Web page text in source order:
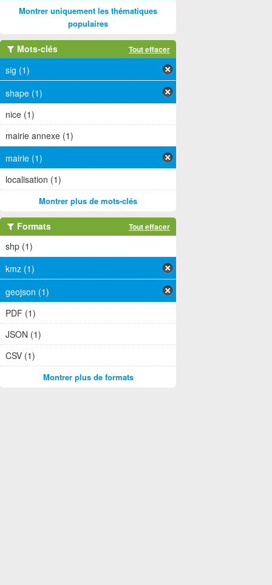
Montrer uniquement les thématiques
populaires
Mots-clés Tout effacer
sig (1)
shape (1)
nice (1)
mairie annexe (1)
mairie (1)
localisation (1)
Montrer plus de mots-clés
Formats Tout effacer
shp (1)
kmz (1)
geojson (1)
PDF (1)
JSON (1)
CSV (1)
Montrer plus de formats